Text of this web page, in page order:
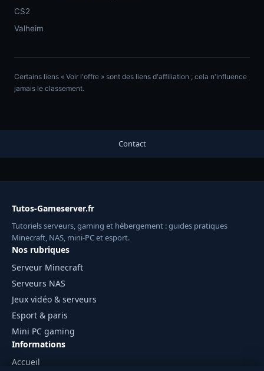
CS2
Valheim
Certains liens « Voir l'offre » sont des liens d'affiliation ; cela n'influence
jamais le classement.
Contact
Tutos-Gameserver.fr
Tutoriels serveurs, gaming et hébergement : guides pratiques
Minecraft, NAS, mini-PC et esport.
Nos rubriques
Serveur Minecraft
Serveurs NAS
Jeux vidéo & serveurs
Esport & paris
Mini PC gaming
Informations
Accueil